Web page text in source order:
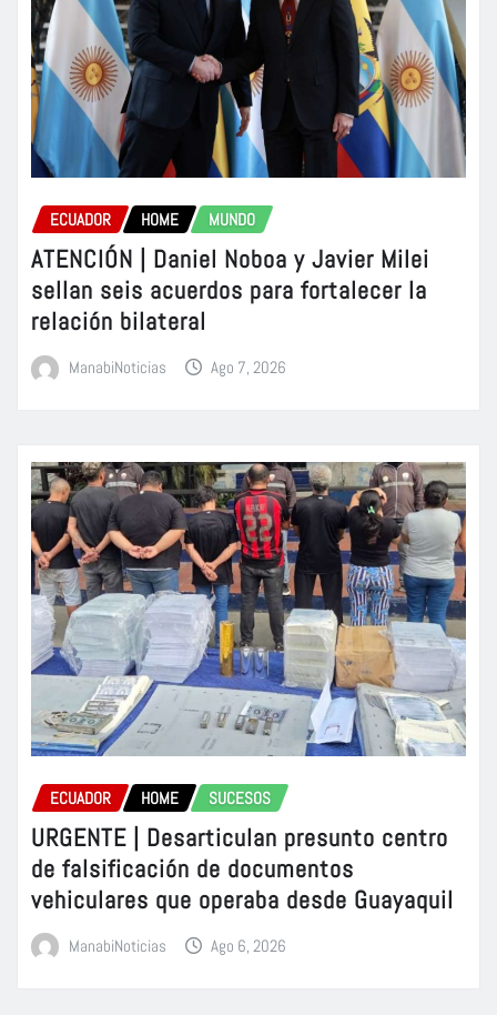
ECUADOR HOME MUNDO
ATENCIÓN | Daniel Noboa y Javier Milei
sellan seis acuerdos para fortalecer la
relación bilateral
ManabiNoticias Ago 7, 2026
ECUADOR HOME SUCESOS
URGENTE | Desarticulan presunto centro
de falsificación de documentos
vehiculares que operaba desde Guayaquil
ManabiNoticias Ago 6, 2026